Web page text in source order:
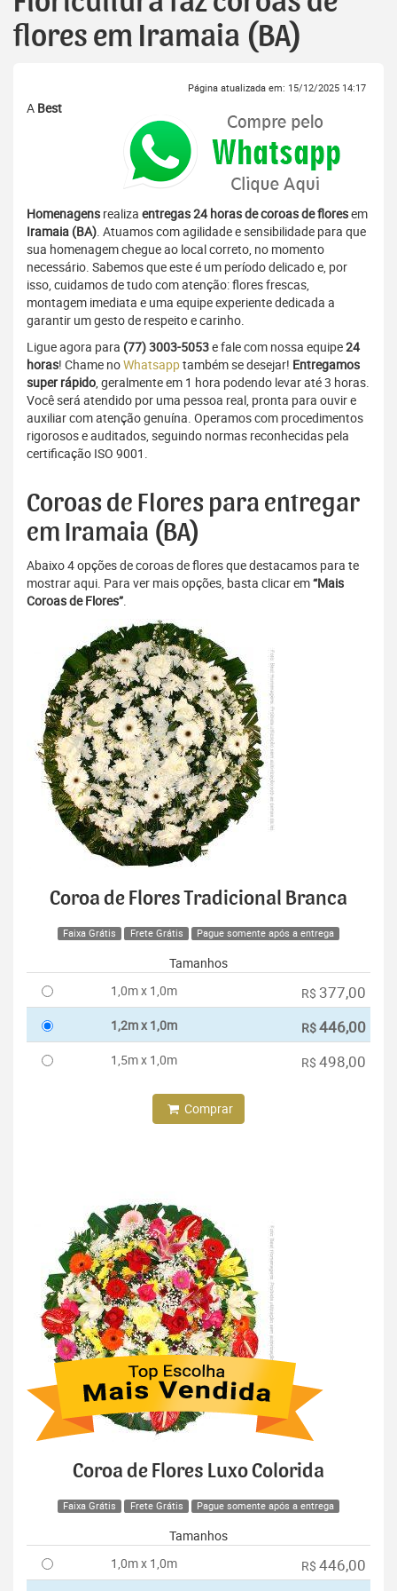
flores em Iramaia (BA)
Página atualizada em: 15/12/2025 14:17
A Best
Homenagens realiza entregas 24 horas de coroas de floresem
Iramaia (BA). Atuamos com agilidade e sensibilidade para que
sua homenagem chegue ao local correto, no momento
necessário. Sabemos que este é um período delicado e, por
isso, cuidamos de tudo com atenção: flores frescas,
montagem imediata e uma equipe experiente dedicada a
garantir um gesto de respeito e carinho.
Ligue agora para (77) 3003-5053e fale com nossa equipe24
horas! Chame noWhatsapptambém se desejar! Entregamos
super rápido, geralmente em 1 hora podendo levar até 3 horas.
Você será atendido por uma pessoa real, pronta para ouvir e
auxiliar com atenção genuína. Operamos com procedimentos
rigorosos e auditados, seguindo normas reconhecidas pela
certificação ISO 9001.
Coroas de Flores para entregar
em Iramaia (BA)
Abaixo 4 opções de coroas de flores que destacamos para te
mostrar aqui. Para ver mais opções, basta clicar em“Mais
Coroas de Flores”.
Coroa de Flores Tradicional Branca
Faixa Grátis Frete Grátis Pague somente após a entrega
Tamanhos
1,0m x 1,0m
R$ 377,00
1,2m x 1,0m R$446,00
1,5m x 1,0m R$ 498,00
Comprar
Coroa de Flores Luxo Colorida
Faixa Grátis Frete Grátis Pague somente após a entrega
Tamanhos
1,0m x 1,0m
R$ 446,00